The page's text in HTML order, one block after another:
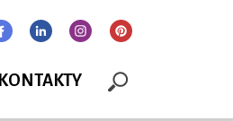
KONTAKTY